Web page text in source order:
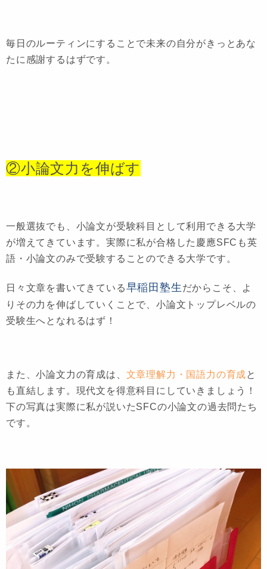
毎日のルーティンにすることで未来の自分がきっとあな
たに感謝するはずです。
②小論文力を伸ばす
一般選抜でも、小論文が受験科目として利用できる大学
が増えてきています。実際に私が合格した慶應SFCも英
語・小論文のみで受験することのできる大学です。
日々文章を書いてきている早稲田塾生 だからこそ、よ
りその力を伸ばしていくことで、小論文トップレベルの
受験生へとなれるはず！
また、小論文力の育成は、 文章理解力・国語力の育成と
も直結します。現代文を得意科目にしていきましょう！
下の写真は実際に私が説いたSFCの小論文の過去問たち
です。